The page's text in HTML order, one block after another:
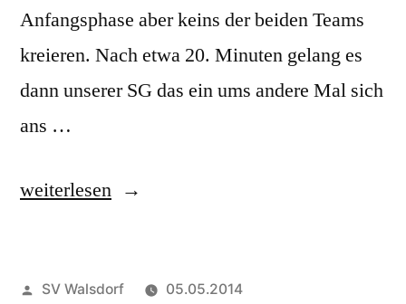
Anfangsphase aber keins der beiden Teams
kreieren. Nach etwa 20. Minuten gelang es
dann unserer SG das ein ums andere Mal sich
ans …
„UPDATE:
II
weiterlesen
Veröffentlicht
SV Walsdorf 05.05.2014